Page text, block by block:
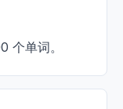
个单词。